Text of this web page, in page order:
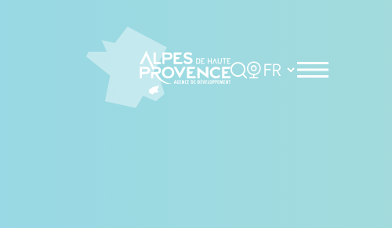
Rechercher
Choisir la langue